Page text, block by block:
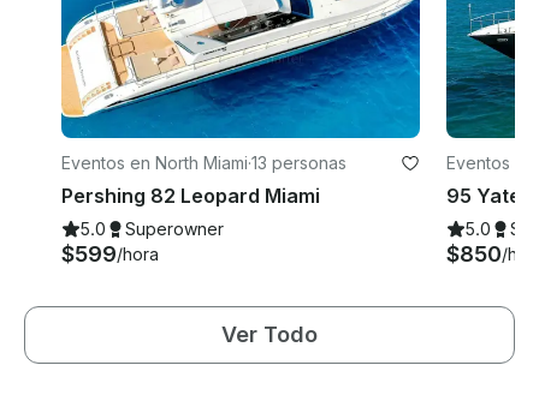
Eventos en North Miami·13 personas
Pershing 82 Leopard Miami
5.0 Superowner
$599/hora
Eventos en
5.0
$850/
Ver Todo